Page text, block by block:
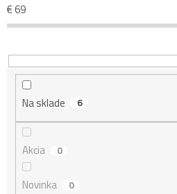
p
r
€69
Na sklade 6
Akcia 0
Novinka 0